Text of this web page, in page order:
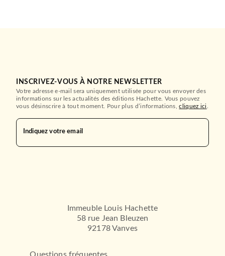
INSCRIVEZ-VOUS À NOTRE NEWSLETTER
Votre adresse e-mail sera uniquement utilisée pour vous envoyer des
informations sur les actualités des éditions Hachette. Vous pouvez
vous désinscrire à tout moment. Pour plus d’informations,cliquez ici
Indiquez votre email
Immeuble Louis Hachette
58 rue Jean Bleuzen
92178 Vanves